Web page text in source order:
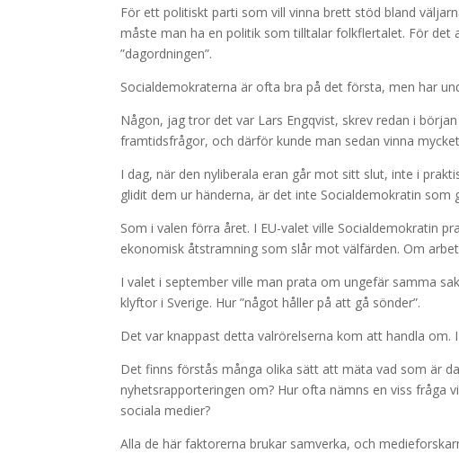
För ett politiskt parti som vill vinna brett stöd bland
måste man ha en politik som tilltalar folkflertalet. För det
”dagordningen”.
Socialdemokraterna är ofta bra på det första, men har
Någon, jag tror det var Lars Engqvist, skrev redan i
framtidsfrågor, och därför kunde man sedan vinna
I dag, när den nyliberala eran går mot sitt slut, inte i
glidit dem ur händerna, är det inte Socialdemokratin som
Som i valen förra året. I EU-valet ville Socialdemokratin
ekonomisk åtstramning som slår mot välfärden. Om
I valet i september ville man prata om ungefär samma
klyftor i Sverige. Hur ”något håller på att gå sönder”.
Det var knappast detta valrörelserna kom att handla om.
Det finns förstås många olika sätt att mäta vad som är
nyhetsrapporteringen om? Hur ofta nämns en viss fråga
sociala medier?
Alla de här faktorerna brukar samverka, och